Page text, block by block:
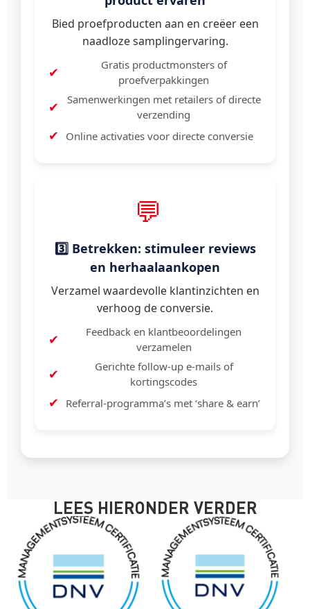
Bied proefproducten aan en creëer een
naadloze samplingervaring.
Gratis productmonsters of
proefverpakkingen
Samenwerkingen met retailers of directe
verzending
Online activaties voor directe conversie
💬
3️⃣ Betrekken: stimuleer reviews
en herhaalaankopen
Verzamel waardevolle klantinzichten en
verhoog de conversie.
Feedback en klantbeoordelingen
verzamelen
Gerichte follow-up e-mails of
kortingscodes
Referral-programma’s met ‘share & earn’
LEES HIERONDER VERDER